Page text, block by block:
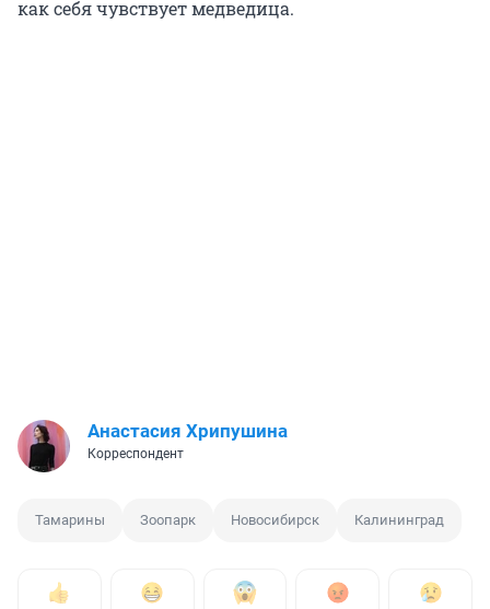
как себя чувствует медведица.
Анастасия Хрипушина
Корреспондент
Тамарины Зоопарк Новосибирск Калининград